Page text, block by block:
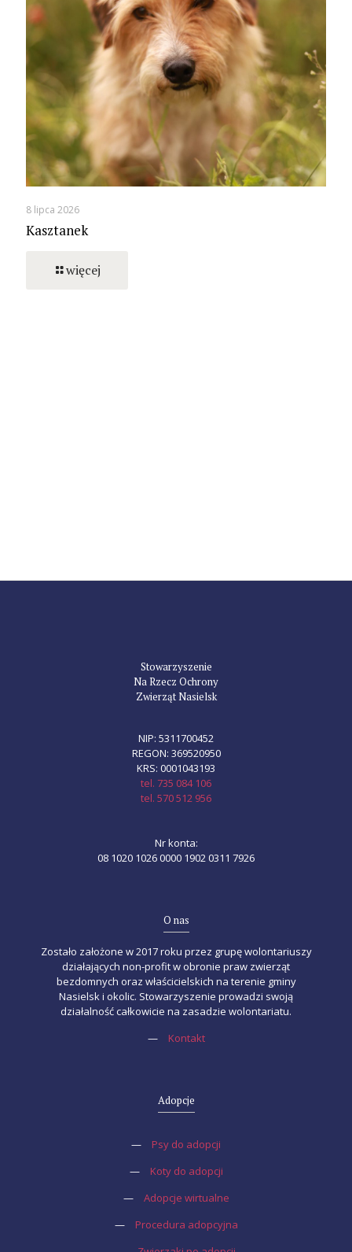
8 lipca 2026
Kasztanek
więcej
Stowarzyszenie
Na Rzecz Ochrony
Zwierząt Nasielsk
NIP: 5311700452
REGON: 369520950
KRS: 0001043193
tel. 735 084 106
tel. 570 512 956
Nr konta:
08 1020 1026 0000 1902 0311 7926
O nas
Zostało założone w 2017 roku przez grupę wolontariuszy
działających non-profit w obronie praw zwierząt
bezdomnych oraz właścicielskich na terenie gminy
Nasielsk i okolic. Stowarzyszenie prowadzi swoją
działalność całkowicie na zasadzie wolontariatu.
—
Kontakt
Adopcje
—
Psy do adopcji
—
Koty do adopcji
—
Adopcje wirtualne
—
Procedura adopcyjna